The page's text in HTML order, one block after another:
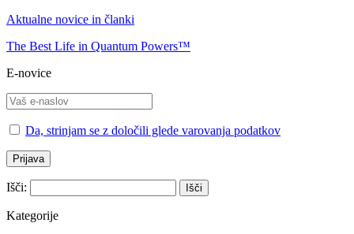
Aktualne novice in članki
The Best Life in Quantum Powers™
E-novice
Da, strinjam se z določili glede varovanja podatkov
Išči:
Kategorije